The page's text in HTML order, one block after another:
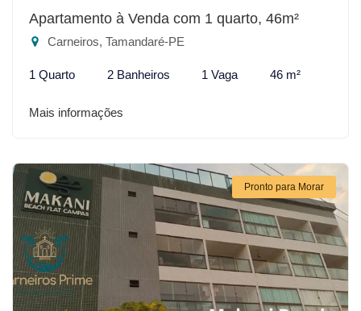
Apartamento à Venda com 1 quarto, 46m²
Carneiros, Tamandaré-PE
1 Quarto 2 Banheiros 1 Vaga 46 m²
Mais informações
Pronto para Morar